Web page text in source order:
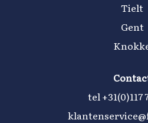
Tielt
Gent
tel+31(0)117